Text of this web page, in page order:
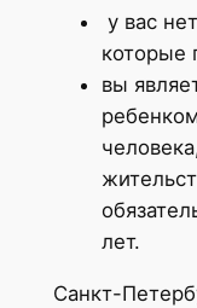
у вас
которые
вы
лет.
Санкт-